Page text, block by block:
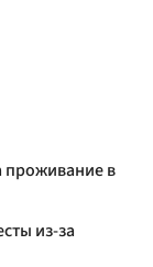
проживание в
из-за